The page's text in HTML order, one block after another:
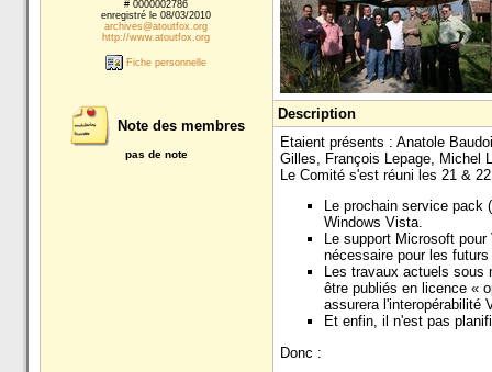
# 0000002786
enregistré le 08/03/2010
archives@atoutfox.org
http://www.atoutfox.org
Fiche personnelle
Note des membres
pas de note
Description
Etaient présents : Anatole
Gilles, François Lepage, Michel
Le Comité s'est réuni les 21 &
Le prochain service pack
Windows Vista.
Le support Microsoft
nécessaire pour les
Les travaux actuels sous
être publiés en licence «
assurera l'interopérabilité
Et enfin, il n'est pas
Donc :